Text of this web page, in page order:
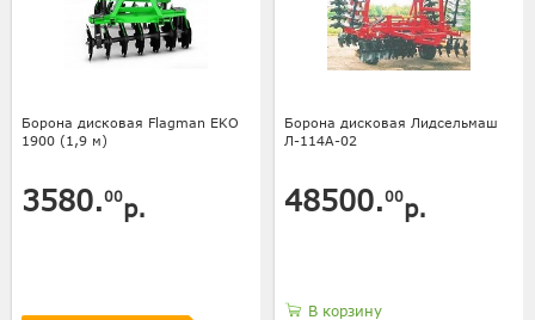
Борона дисковая Flagman EKO
1900 (1,9 м)
3580.00р.
Борона дисковая Лидсельмаш
Л-114А-02
48500.00р.
В корзину